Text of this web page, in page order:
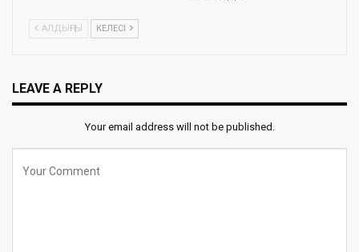
АЛДЫҢҒЫ КЕЛЕСІ
LEAVE A REPLY
Your email address will not be published.